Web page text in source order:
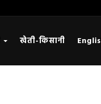
खेती-किसानी